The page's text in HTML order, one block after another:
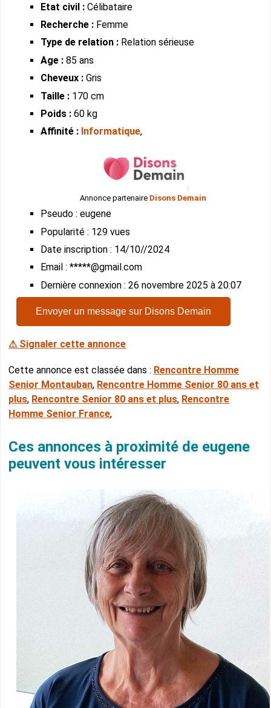
Etat civil : Célibataire
Recherche : Femme
Type de relation : Relation sérieuse
Age : 85 ans
Cheveux : Gris
Taille : 170 cm
Poids : 60 kg
Affinité : Informatique,
Annonce partenaire Disons Demain
Pseudo : eugene
Popularité : 129 vues
Date inscription : 14/10//2024
Email : *****@gmail.com
Dernière connexion : 26 novembre 2025 à 20:07
Envoyer un message sur Disons Demain
⚠ Signaler cette annonce
Cette annonce est classée dans : Rencontre Homme
Senior Montauban, Rencontre Homme Senior 80 ans et
plus, Rencontre Senior 80 ans et plus, Rencontre
Homme Senior France,
Ces annonces à proximité de eugene
peuvent vous intéresser